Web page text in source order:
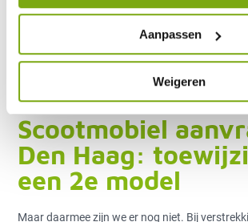
Aanpassen
Weigeren
na. De verschillen zijn groot en het comfort
scootmobiel is aantrekkelijk. Want dat is direct
in geen geval uw eigendom. Dit geldt als de
maatwerkvoorziening in natura vertrekt, maar
‘kiezen’ met behulp van een
Scootmobiel
Den Haag:
een 2e model
Maar daarmee zijn we er nog niet. Bij